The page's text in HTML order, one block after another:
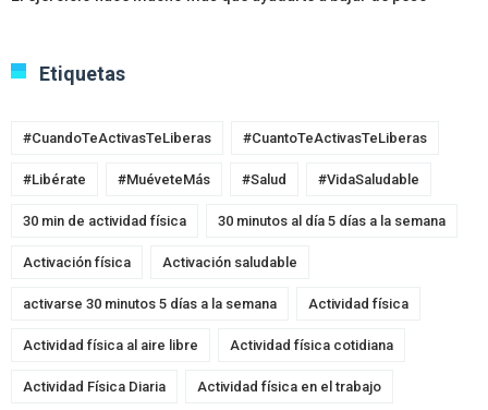
Etiquetas
#CuandoTeActivasTeLiberas #CuantoTeActivasTeLiberas
#Libérate #MuéveteMás #Salud #VidaSaludable
30 min de actividad física 30 minutos al día 5 días a la semana
Activación física Activación saludable
activarse 30 minutos 5 días a la semana Actividad física
Actividad física al aire libre Actividad física cotidiana
Actividad Física Diaria Actividad física en el trabajo